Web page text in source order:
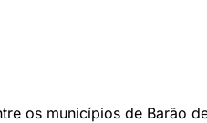
os municípios de Barão